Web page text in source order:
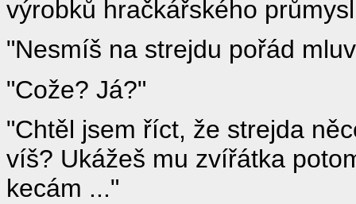
výrobků hračkářského
"Nesmíš na strejdu pořád
"Cože? Já?"
"Chtěl jsem říct, že strejda
víš? Ukážeš mu zvířátka
kecám ..."